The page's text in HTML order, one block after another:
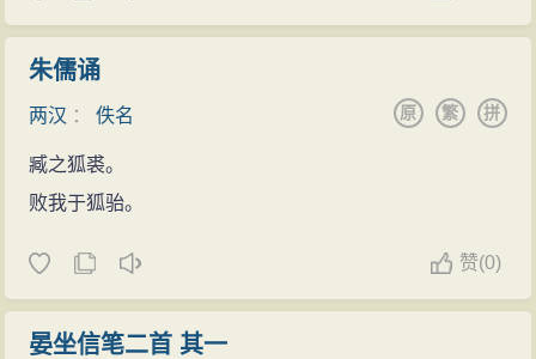
朱儒诵
两汉 ：佚名 拼
繁
原
臧之狐裘。
败我于狐骀。
赞(0)
晏坐信笔二首 其一